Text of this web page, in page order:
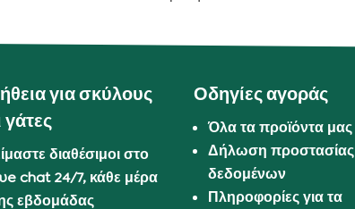
για σκύλους
γάτες
διαθέσιμοι στο
chat 24/7, κάθε μέρα
εβδομάδας
Οδηγίες αγοράς
Όλα τα προϊόντα μας
Δήλωση προστασίας
δεδομένων
Πληροφορίες για τα